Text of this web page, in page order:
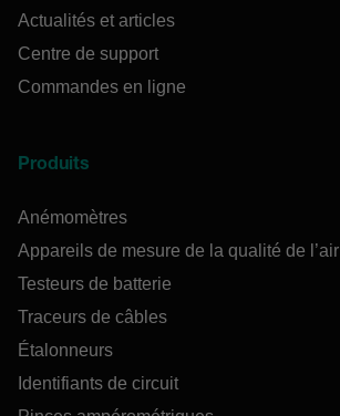
Actualités et articles
Centre de support
Commandes en ligne
Produits
Anémomètres
Appareils de mesure de la qualité de l’air
Testeurs de batterie
Traceurs de câbles
Étalonneurs
Identifiants de circuit